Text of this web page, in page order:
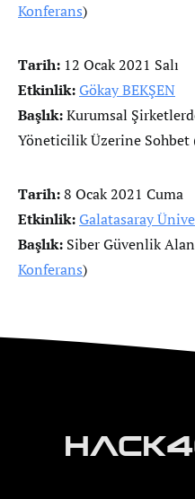
Konferans)
Tarih: 12 Ocak 2021 Salı
Etkinlik:Gökay BEKŞEN
Başlık:Kurumsal
Yöneticilik Üzerine Sohbet
Tarih:8 Ocak 2021 Cuma
Etkinlik:Galatasaray
Başlık: Siber Güvenlik
Konferans)